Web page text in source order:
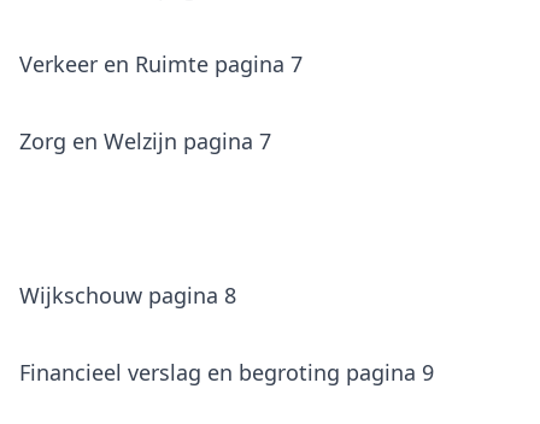
Verkeer en Ruimte pagina 7
Zorg en Welzijn pagina 7
Wijkschouw pagina 8
Financieel verslag en begroting pagina 9